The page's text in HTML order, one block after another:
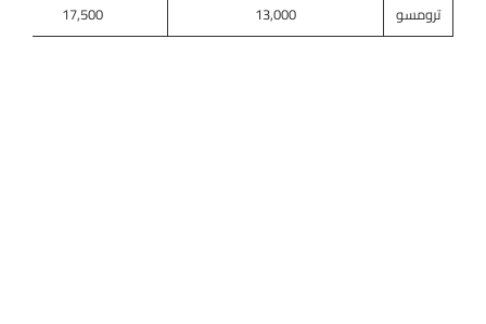
ترومسو
13,000
17,500